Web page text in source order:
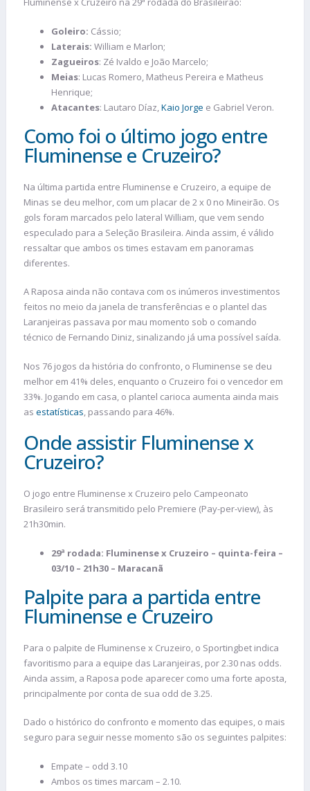
Goleiro: Cássio;
Laterais: William e Marlon;
Zagueiros: Zé Ivaldo e João Marcelo;
Meias: Lucas Romero, Matheus Pereira e Matheus
Henrique;
Atacantes: Lautaro Díaz,Kaio Jorge e Gabriel Veron.
Como foi o último jogo entre
Fluminense e Cruzeiro?
Na última partida entre Fluminense e Cruzeiro, a equipe de
Minas se deu melhor, com um placar de 2 x 0 no Mineirão. Os
gols foram marcados pelo lateral William, que vem sendo
especulado para a Seleção Brasileira. Ainda assim, é válido
ressaltar que ambos os times estavam em panoramas
diferentes.
A Raposa ainda não contava com os inúmeros investimentos
feitos no meio da janela de transferências e o plantel das
Laranjeiras passava por mau momento sob o comando
técnico de Fernando Diniz, sinalizando já uma possível saída.
Nos 76 jogos da história do confronto, o Fluminense se deu
melhor em 41% deles, enquanto o Cruzeiro foi o vencedor em
33%. Jogando em casa, o plantel carioca aumenta ainda mais
as estatísticas, passando para 46%.
Onde assistir Fluminense x
Cruzeiro?
O jogo entre Fluminense x Cruzeiro pelo Campeonato
Brasileiro será transmitido pelo Premiere (Pay-per-view), às
21h30min.
29ª rodada: Fluminense x Cruzeiro – quinta-feira –
03/10 – 21h30 – Maracanã
Palpite para a partida entre
Fluminense e Cruzeiro
Para o palpite de Fluminense x Cruzeiro, o Sportingbet indica
favoritismo para a equipe das Laranjeiras, por 2.30 nas odds.
Ainda assim, a Raposa pode aparecer como uma forte aposta,
principalmente por conta de sua odd de 3.25.
Dado o histórico do confronto e momento das equipes, o mais
seguro para seguir nesse momento são os seguintes palpites:
Empate – odd 3.10
Ambos os times marcam – 2.10.